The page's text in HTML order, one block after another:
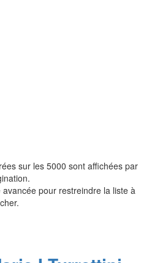
sur les 5000 sont affichées par
pour restreindre la liste à